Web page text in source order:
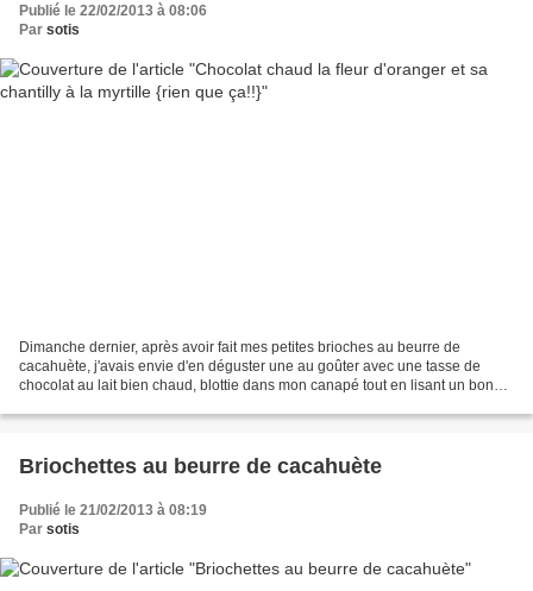
Publié le 22/02/2013 à 08:06
Par sotis
Dimanche dernier, après avoir fait mes petites brioches au beurre de
cacahuète, j'avais envie d'en déguster une au goûter avec une tasse de
chocolat au lait bien chaud, blottie dans mon canapé tout en lisant un bon
Briochettes au beurre de cacahuète
Publié le 21/02/2013 à 08:19
Par sotis